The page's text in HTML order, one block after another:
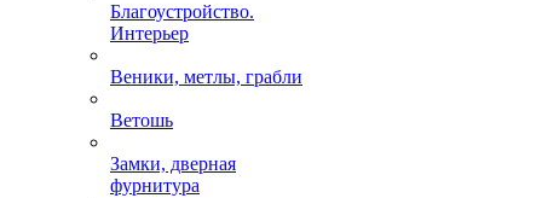
Благоустройство.
Интерьер
Веники, метлы, грабли
Ветошь
Замки, дверная
фурнитура